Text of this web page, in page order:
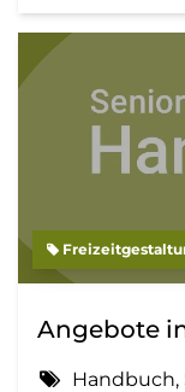
Angebote
Handbuch,